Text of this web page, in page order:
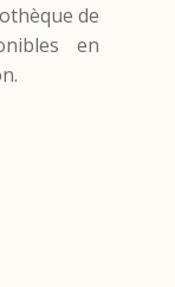
de
en